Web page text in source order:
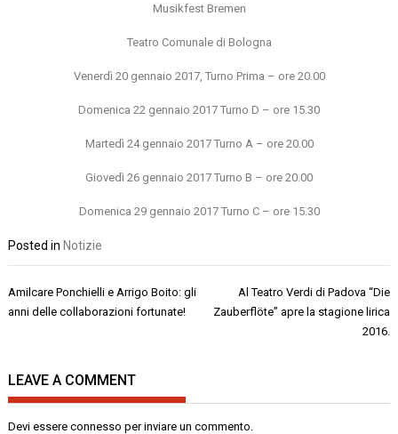
Musikfest Bremen
Teatro Comunale di Bologna
Venerdì 20 gennaio 2017, Turno Prima – ore 20.00
Domenica 22 gennaio 2017 Turno D – ore 15.30
Martedì 24 gennaio 2017 Turno A – ore 20.00
Giovedì 26 gennaio 2017 Turno B – ore 20.00
Domenica 29 gennaio 2017 Turno C – ore 15.30
Posted inNotizie
Navigazione
articoli
Amilcare Ponchielli e Arrigo Boito: gli
anni delle collaborazioni fortunate!
Al Teatro Verdi di Padova “Die
Zauberflöte” apre la stagione lirica
2016.
LEAVE A COMMENT
Devi essereconnesso per inviare un commento.